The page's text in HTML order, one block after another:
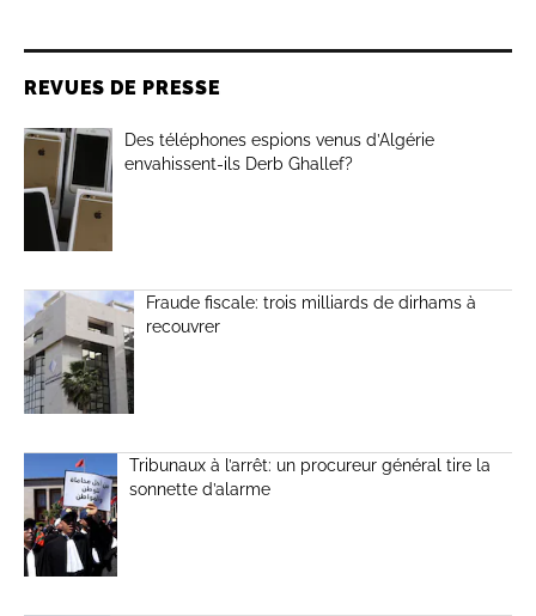
REVUES DE PRESSE
Des téléphones espions venus d’Algérie
envahissent-ils Derb Ghallef?
Fraude fiscale: trois milliards de dirhams à
recouvrer
Tribunaux à l’arrêt: un procureur général tire la
sonnette d’alarme